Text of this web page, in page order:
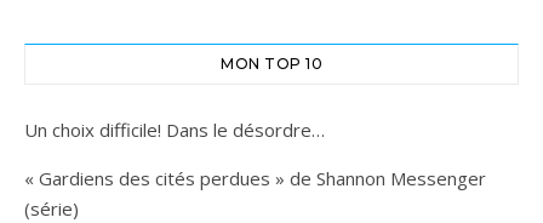
MON TOP 10
Un choix difficile! Dans le désordre…
« Gardiens des cités perdues » de Shannon Messenger
(série)